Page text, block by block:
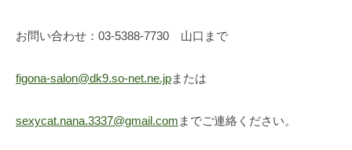
お問い合わせ：03-5388-7730 山口まで
figona-salon@dk9.so-net.ne.jpまたは
sexycat.nana.3337@gmail.com までご連絡ください。